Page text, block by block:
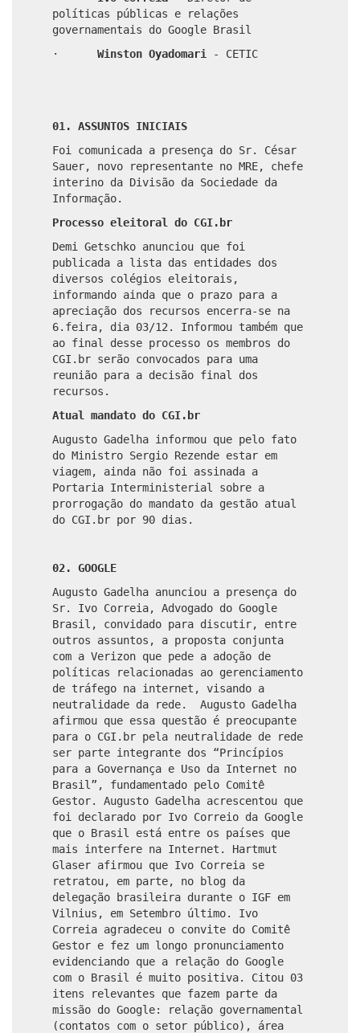
políticas públicas e relações
governamentais do Google Brasil
·
Winston Oyadomari - CETIC
01. ASSUNTOS INICIAIS
Foi comunicada a presença do Sr. César
Sauer, novo representante no MRE, chefe
interino da Divisão da Sociedade da
Informação.
Processo eleitoral do CGI.br
Demi Getschko anunciou que foi
publicada a lista das entidades dos
diversos colégios eleitorais,
informando ainda que o prazo para a
apreciação dos recursos encerra-se na
6.feira, dia 03/12. Informou também que
ao final desse processo os membros do
CGI.br serão convocados para uma
reunião para a decisão final dos
recursos.
Atual mandato do CGI.br
Augusto Gadelha informou que pelo fato
do Ministro Sergio Rezende estar em
viagem, ainda não foi assinada a
Portaria Interministerial sobre a
prorrogação do mandato da gestão atual
do CGI.br por 90 dias.
02. GOOGLE
Augusto Gadelha anunciou a presença do
Sr. Ivo Correia, Advogado do Google
Brasil,
convidado para discutir, entre
outros assuntos, a proposta conjunta
com a Verizon que pede a adoção de
políticas relacionadas ao gerenciamento
de tráfego na internet, visando a
neutralidade da rede. Augusto Gadelha
afirmou que essa questão é preocupante
para o CGI.br pela neutralidade de rede
ser parte integrante dos “Princípios
para a Governança e Uso da Internet no
Brasil”, fundamentado pelo Comitê
Gestor. Augusto Gadelha acrescentou que
foi declarado por Ivo Correio da Google
que o Brasil está entre os países que
mais interfere na Internet. Hartmut
Glaser afirmou que Ivo Correia se
retratou, em parte, no blog da
delegação brasileira durante o IGF em
Vilnius, em Setembro último. Ivo
Correia agradeceu o convite do Comitê
Gestor e fez um longo pronunciamento
evidenciando que a relação do Google
com o Brasil é muito positiva. Citou 03
itens relevantes que fazem parte da
missão do Google: relação governamental
(contatos com o setor público), área